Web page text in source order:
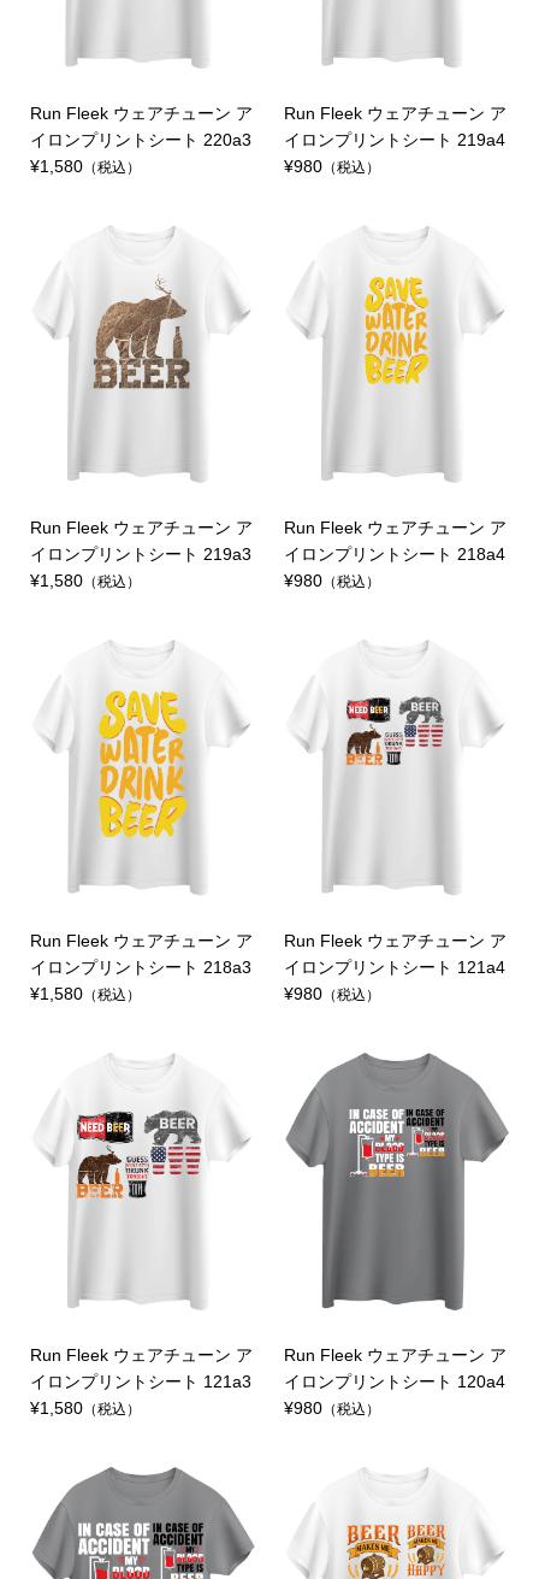
Run Fleek ウェアチューン ア
イロンプリントシート 220a3
¥1,580（税込）
Run Fleek ウェアチューン ア
イロンプリントシート 219a4
¥980 （税込）
Run Fleek ウェアチューン ア
イロンプリントシート 219a3
¥1,580（税込）
Run Fleek ウェアチューン ア
イロンプリントシート 218a4
¥980 （税込）
Run Fleek ウェアチューン ア
イロンプリントシート 218a3
¥1,580（税込）
Run Fleek ウェアチューン ア
イロンプリントシート 121a4
¥980 （税込）
Run Fleek ウェアチューン ア
イロンプリントシート 121a3
¥1,580（税込）
Run Fleek ウェアチューン ア
イロンプリントシート 120a4
¥980 （税込）